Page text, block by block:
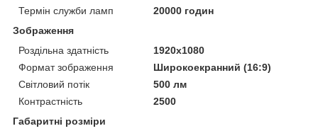
Термін служби ламп
20000 годин
Зображення
Роздільна здатність
1920x1080
Формат зображення
Широкоекранний (16:9)
Світловий потік
500 лм
Контрастність
2500
Габаритні розміри